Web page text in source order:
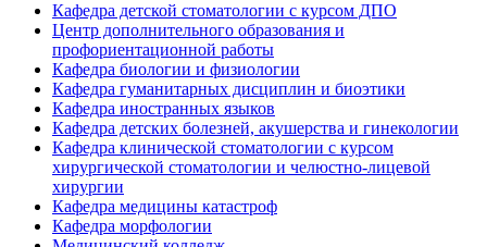
Кафедра детской стоматологии с курсом ДПО
Центр дополнительного образования и
профориентационной работы
Кафедра биологии и физиологии
Кафедра гуманитарных дисциплин и биоэтики
Кафедра иностранных языков
Кафедра детских болезней, акушерства и гинекологии
Кафедра клинической стоматологии с курсом
хирургической стоматологии и челюстно-лицевой
хирургии
Кафедра медицины катастроф
Кафедра морфологии